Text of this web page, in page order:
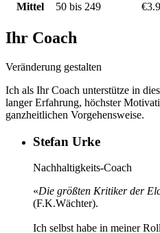
Mittel
50 bis 249
Ihr Coach
Veränderung gestalten
Ich als Ihr Coach unterstütze in
langer Erfahrung, höchster
ganzheitlichen Vorgehensweise.
Stefan Urke
Nachhaltigkeits-Coach
«Die größten Kritiker der
(F.K.Wächter).
Ich selbst habe in meiner